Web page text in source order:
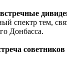
спектр тем,
Донбасса.